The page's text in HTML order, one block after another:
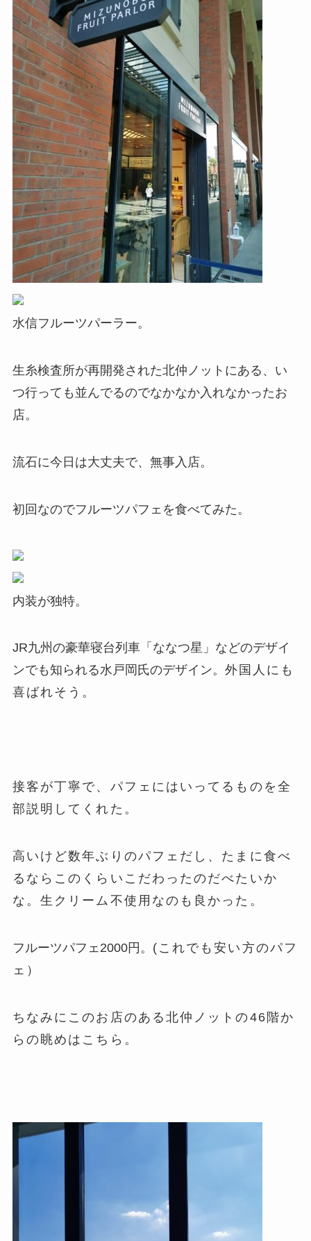
水信フルーツパーラー。
生糸検査所が再開発された北仲ノットにある、い
つ行っても並んでるのでなかなか入れなかったお
店。
流石に今日は大丈夫で、無事入店。
初回なのでフルーツパフェを食べてみた。
内装が独特。
JR九州の豪華寝台列車「ななつ星」などのデザイ
ンでも知られる水戸岡氏のデザイン。 外国人にも
喜ばれそう。
接客が丁寧で、パフェにはいってるものを全
部説明してくれた。
高いけど数年ぶりのパフェだし、たまに食べ
るならこのくらいこだわったのだべたいか
な。生クリーム不使用なのも良かった。
フルーツパフェ2000円。 (これでも安い方のパフ
ェ）
ちなみにこのお店のある北仲ノットの46階か
らの眺めはこちら。